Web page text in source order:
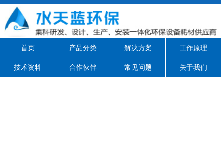
首页 产品分类 解决方案 工作原理
技术资料 合作伙伴 常见问题 关于我们